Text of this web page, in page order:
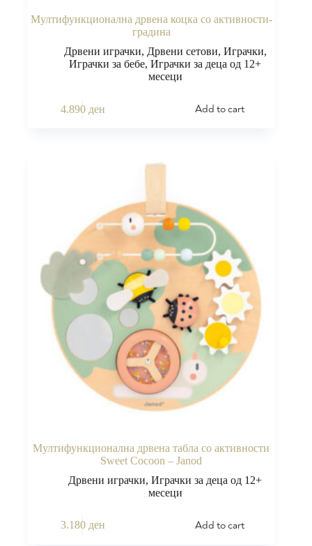
Мултифункционална дрвена коцка со активности-
градина
Дрвени играчки, Дрвени сетови, Играчки,
Играчки за бебе,Играчки за деца од 12+
месеци
4.890 ден Add to cart
Мултифункционална дрвена табла со активности
Sweet Cocoon – Janod
Дрвени играчки,Играчки за деца од 12+
месеци
3.180 ден Add to cart